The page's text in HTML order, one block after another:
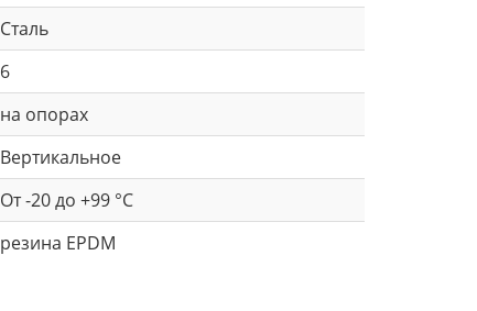
Сталь
6
на опорах
Вертикальное
От -20 до +99 °С
резина EPDM